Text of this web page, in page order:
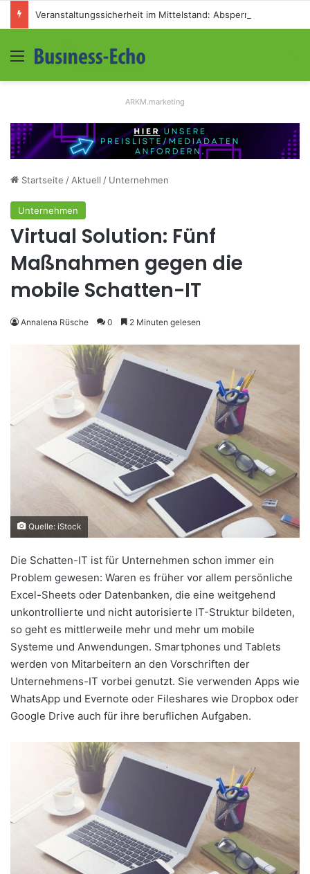
Menü
ARKM.marketing
Startseite / Aktuell / Unternehmen
Unternehmen
Virtual Solution: Fünf
Maßnahmen gegen die
mobile Schatten-IT
Annalena Rüsche 0 2 Minuten gelesen
Quelle: iStock
Die Schatten-IT ist für Unternehmen schon immer ein
Problem gewesen: Waren es früher vor allem persönliche
Excel-Sheets oder Datenbanken, die eine weitgehend
unkontrollierte und nicht autorisierte IT-Struktur bildeten,
so geht es mittlerweile mehr und mehr um mobile
Systeme und Anwendungen. Smartphones und Tablets
werden von Mitarbeitern an den Vorschriften der
Unternehmens-IT vorbei genutzt. Sie verwenden Apps wie
WhatsApp und Evernote oder Fileshares wie Dropbox oder
Google Drive auch für ihre beruflichen Aufgaben.